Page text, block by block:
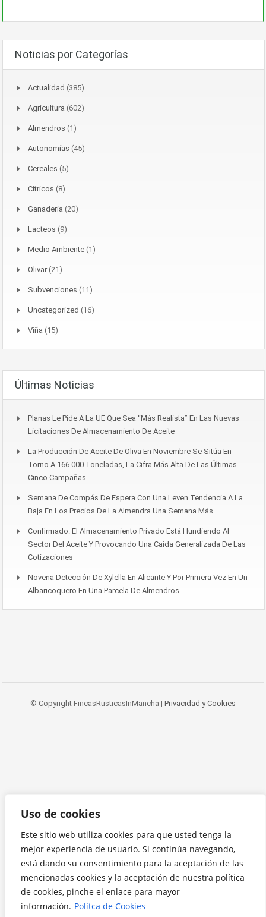
Uso de cookies
Este sitio web utiliza cookies para que usted tenga la
mejor experiencia de usuario. Si continúa navegando,
está dando su consentimiento para la aceptación de las
mencionadas cookies y la aceptación de nuestra política
de cookies, pinche el enlace para mayor
información. Polítca de Cookies
Noticias por Categorías
Actualidad (385)
Agricultura (602)
Almendros (1)
Autonomías (45)
Cereales (5)
Citricos (8)
Ganaderia (20)
Lacteos (9)
Medio Ambiente (1)
Olivar(21)
Subvenciones (11)
Uncategorized (16)
Viña (15)
Últimas Noticias
Planas Le Pide A La UE Que Sea “más Realista” En Las Nuevas
Licitaciones De Almacenamiento De Aceite
La Producción De Aceite De Oliva En Noviembre Se Sitúa En
Torno A 166.000 Toneladas, La Cifra Más Alta De Las Últimas
Cinco Campañas
Semana De Compás De Espera Con Una Leven Tendencia A La
Baja En Los Precios De La Almendra Una Semana Más
Confirmado: El Almacenamiento Privado Está Hundiendo Al
Sector Del Aceite Y Provocando Una Caída Generalizada De Las
Cotizaciones
Novena Detección De Xylella En Alicante Y Por Primera Vez En Un
Albaricoquero En Una Parcela De Almendros
© Copyright FincasRusticasInMancha | Privacidad y Cookies